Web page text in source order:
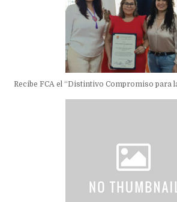
Recibe FCA el “Distintivo Compromiso para